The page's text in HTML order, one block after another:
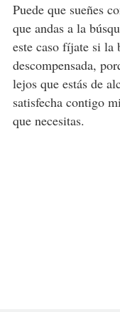
Puede que sueñes
que andas a la
este caso fíjate si la
descompensada,
lejos que estás de
satisfecha contigo
que necesitas.